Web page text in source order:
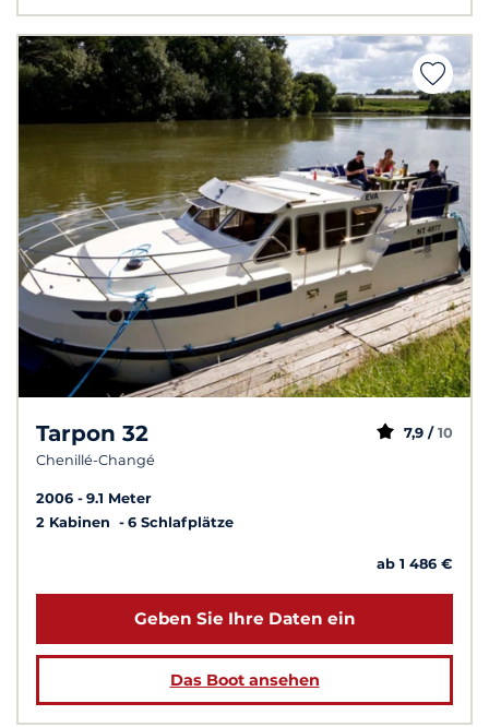
Tarpon 32
Chenillé-Changé
7,9 / 10
2006
9.1 Meter
2 Kabinen
6 Schlafplätze
ab 1 486 €
Geben Sie Ihre Daten ein
Das Boot ansehen